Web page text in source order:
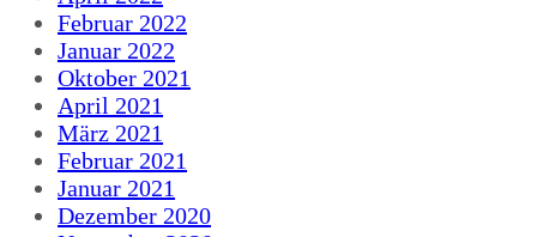
Februar 2022
Januar 2022
Oktober 2021
April 2021
März 2021
Februar 2021
Januar 2021
Dezember 2020